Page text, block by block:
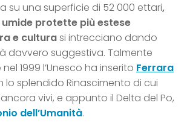
su una superficie di 52 000 ettari,
umide protette più estese
e culturasi intrecciano dando
davvero suggestiva. Talmente
1999 l’Unesco ha inserito Ferrara
lo splendido Rinascimento di cui
vivi, e appunto il Delta del Po,
dell’Umanità.